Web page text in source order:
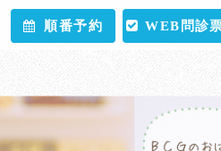
順番予約 WEB問診